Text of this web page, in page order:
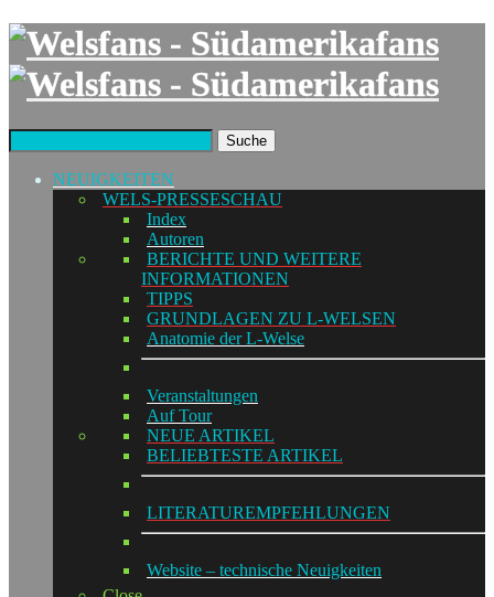
Suche
NEUIGKEITEN
WELS-PRESSESCHAU
Index
Autoren
BERICHTE UND WEITERE
INFORMATIONEN
TIPPS
GRUNDLAGEN ZU L-WELSEN
Anatomie der L-Welse
Veranstaltungen
Auf Tour
NEUE ARTIKEL
BELIEBTESTE ARTIKEL
LITERATUREMPFEHLUNGEN
Website – technische Neuigkeiten